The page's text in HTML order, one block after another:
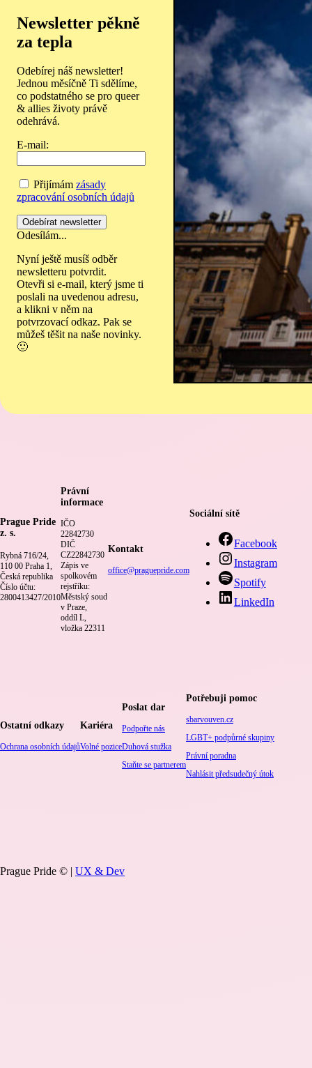
Newsletter pěkně
za tepla
Odebírej náš newsletter!
Jednou měsíčně Ti sdělíme,
co podstatného se pro queer
& allies životy právě
odehrává.
E-mail:
Přijímám zásady
zpracování osobních údajů
Odesílám...
Nyní ještě musíš odběr
newsletteru potvrdit.
Otevři si e-mail, který jsme ti
poslali na uvedenou adresu,
a klikni v něm na
potvrzovací odkaz. Pak se
můžeš těšit na naše novinky.
🙂
Prague Pride
z. s.
Rybná 716/24,
110 00 Praha 1,
Česká republika
Číslo účtu:
2800413427/2010
Právní
informace
IČO
22842730
DIČ
CZ22842730
Zápis ve
spolkovém
rejstříku:
Městský soud
v Praze,
oddíl L,
vložka 22311
Kontakt
office@praguepride.com
Sociální sítě
Facebook
Instagram
Spotify
LinkedIn
Ostatní odkazy
Ochrana osobních údajů
Kariéra
Volné pozice
Poslat dar
Podpořte nás
Duhová stužka
Staňte se partnerem
Potřebuji pomoc
sbarvouven.cz
LGBT+ podpůrné skupiny
Právní poradna
Nahlásit předsudečný útok
Prague Pride © | UX & Dev